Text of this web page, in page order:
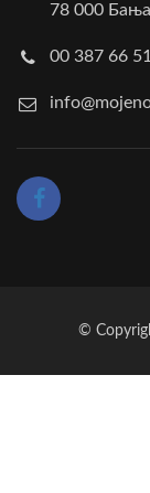
78 000
00 387 66
©